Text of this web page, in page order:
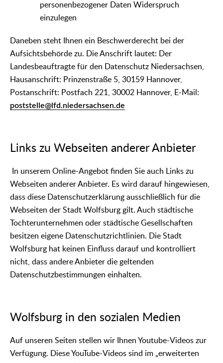
personenbezogener Daten Widerspruch
einzulegen
Daneben steht Ihnen ein Beschwerderecht bei der
Aufsichtsbehörde zu. Die Anschrift lautet: Der
Landesbeauftragte für den Datenschutz Niedersachsen,
Hausanschrift: Prinzenstraße 5, 30159 Hannover,
Postanschrift: Postfach 221, 30002 Hannover, E-Mail:
poststelle@lfd.niedersachsen.de
Links zu Webseiten anderer Anbieter
In unserem Online-Angebot finden Sie auch Links zu
Webseiten anderer Anbieter. Es wird darauf hingewiesen,
dass diese Datenschutzerklärung ausschließlich für die
Webseiten der Stadt Wolfsburg gilt. Auch städtische
Tochterunternehmen oder städtische Gesellschaften
besitzen eigene Datenschutzrichtlinien. Die Stadt
Wolfsburg hat keinen Einfluss darauf und kontrolliert
nicht, dass andere Anbieter die geltenden
Datenschutzbestimmungen einhalten.
Wolfsburg in den sozialen Medien
Auf unseren Seiten stellen wir Ihnen Youtube-Videos zur
Verfügung. Diese YouTube-Videos sind im „erweiterten